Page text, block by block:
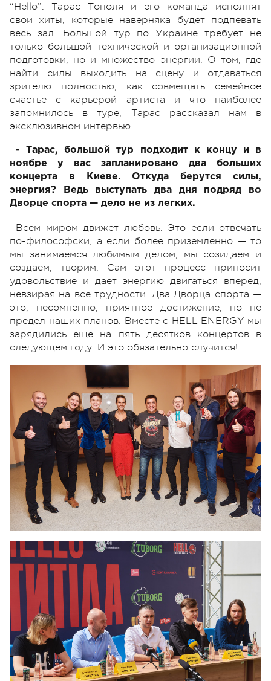
“Hello”. Тарас Тополя и его команда исполнят
свои хиты, которые наверняка будет подпевать
весь зал. Большой тур по Украине требует не
только большой технической и организационной
подготовки, но и множество энергии. О том, где
найти силы выходить на сцену и отдаваться
зрителю полностью, как совмещать семейное
счастье с карьерой артиста и что наиболее
запомнилось в туре, Тарас рассказал нам в
эксклюзивном интервью.
- Тарас, большой тур подходит к концу и в
ноябре у вас запланировано два больших
концерта в Киеве. Откуда берутся силы,
энергия? Ведь выступать два дня подряд во
Дворце спорта — дело не из легких.
Всем миром движет любовь. Это если отвечать
по-философски, а если более приземленно — то
мы занимаемся любимым делом, мы созидаем и
создаем, творим. Сам этот процесс приносит
удовольствие и дает энергию двигаться вперед,
невзирая на все трудности. Два Дворца спорта —
это, несомненно, приятное достижение, но не
предел наших планов. Вместе с HELL ENERGY мы
зарядились еще на пять десятков концертов в
следующем году. И это обязательно случится!